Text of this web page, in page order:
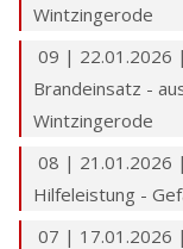
Wintzingerode
09 | 22.01.2026
Brandeinsatz -
Wintzingerode
08 | 21.01.2026
Hilfeleistung -
07 | 17.01.2026